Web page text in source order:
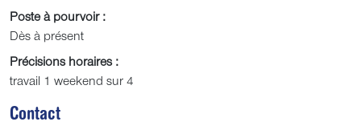
Poste à pourvoir :
Dès à présent
Précisions horaires :
travail 1 weekend sur 4
Contact